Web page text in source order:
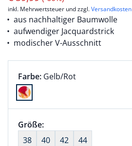
inkl. Mehrwertsteuer und zzgl.Versandkosten
aus nachhaltiger Baumwolle
aufwendiger Jacquardstrick
modischer V-Ausschnitt
Farbauswahl:
Farbe: aktuell ausgewählt:
Gelb/Rot
Farbe Gelb/Rot ausgewählt
Größenauswahl:
Größe:nichts ausgewählt
38
40 42
44